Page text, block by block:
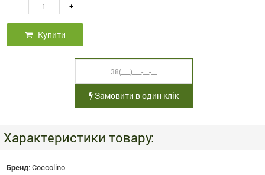
- +
Купити
Замовити в один клік
Характеристики товару:
Бренд:Coccolino